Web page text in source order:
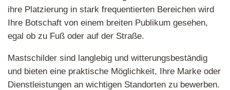
ihre Platzierung in stark frequentierten Bereichen wird
Ihre Botschaft von einem breiten Publikum gesehen,
egal ob zu Fuß oder auf der Straße.
Mastschilder sind langlebig und witterungsbeständig
und bieten eine praktische Möglichkeit, Ihre Marke oder
Dienstleistungen an wichtigen Standorten zu bewerben.